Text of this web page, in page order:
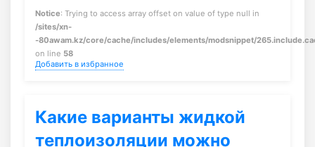
Notice: Trying to access array offset on value of type null in
/sites/xn-
-80awam.kz/core/cache/includes/elements/modsnippet/
on line 58
Добавить в избранное
Какие варианты жидкой
теплоизоляции можно